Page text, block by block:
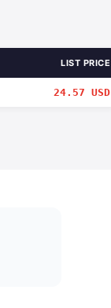
LIST PRICE
24.57 USD